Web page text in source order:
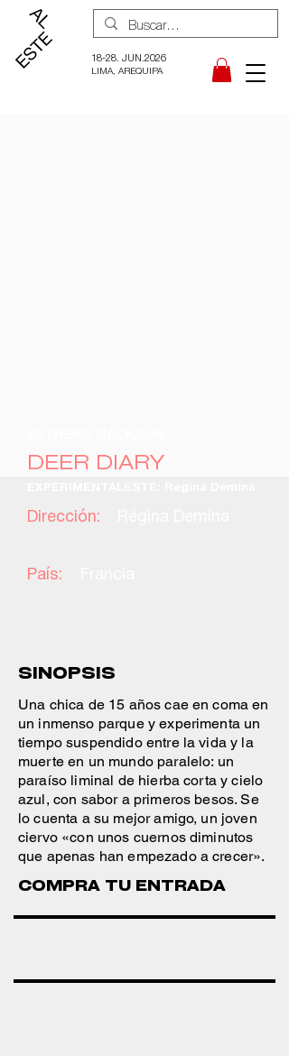
18-28. JUN.2026
LIMA, AREQUIPA
DEER DIARY
Dirección:
País:
SINOPSIS
Una chica de 15 años cae en coma en
un inmenso parque y experimenta un
tiempo suspendido entre la vida y la
muerte en un mundo paralelo: un
paraíso liminal de hierba corta y cielo
azul, con sabor a primeros besos. Se
lo cuenta a su mejor amigo, un joven
ciervo «con unos cuernos diminutos
que apenas han empezado a crecer».
COMPRA TU ENTRADA